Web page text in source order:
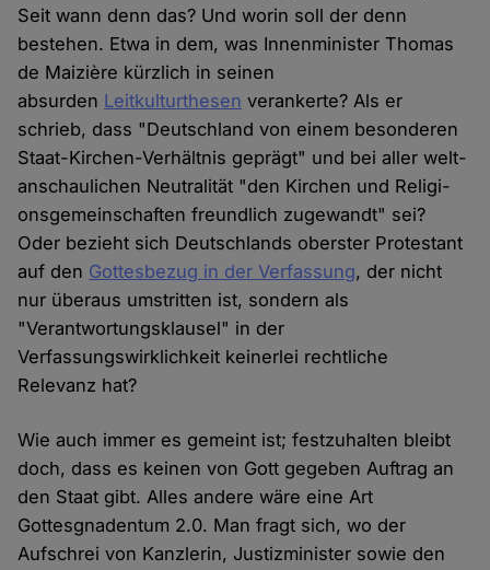
Seit wann denn das? Und worin soll der denn
bestehen. Etwa in dem, was Innenminister Thomas
de Maizière kürzlich in seinen
absurden Leitkulturthesen verankerte? Als er
schrieb, dass "Deutsch­land von einem be­son­de­ren
Staat-Kir­chen-Ver­hält­nis ge­prägt" und bei aller welt­
an­schau­lichen Neu­tralität "den Kir­chen und Re­li­gi­
ons­ge­mein­schaf­ten freund­lich zu­ge­wandt" sei?
Oder bezieht sich Deutschlands oberster Protestant
auf den Gottesbezug in der Verfassung, der nicht
nur überaus umstritten ist, sondern als
"Verantwortungsklausel" in der
Verfassungswirklichkeit keinerlei rechtliche
Relevanz hat?
Wie auch immer es gemeint ist; festzuhalten bleibt
doch, dass es keinen von Gott gegeben Auftrag an
den Staat gibt. Alles andere wäre eine Art
Gottesgnadentum 2.0. Man fragt sich, wo der
Aufschrei von Kanzlerin, Justizminister sowie den